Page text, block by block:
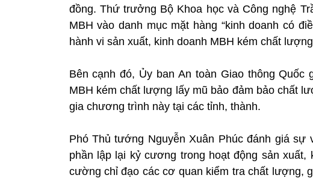
đồng. Thứ trưởng Bộ Khoa học và Công nghệ
MBH vào danh mục mặt hàng “kinh doanh có
hành vi sản xuất, kinh doanh MBH kém chất
Bên cạnh đó, Ủy ban An toàn Giao thông
MBH kém chất lượng lấy mũ bảo đảm bảo chất
gia chương trình này tại các tỉnh, thành.
Phó Thủ tướng Nguyễn Xuân Phúc đánh giá
phần lập lại kỷ cương trong hoạt động sản
cường chỉ đạo các cơ quan kiểm tra chất lượng,